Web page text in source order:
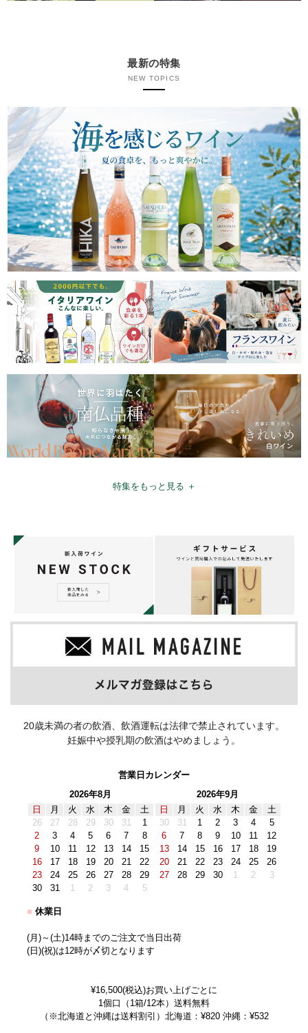
最新の特集
NEW TOPICS
特集をもっと見る ＋
20歳未満の者の飲酒、飲酒運転は法律で禁止されています。
妊娠中や授乳期の飲酒はやめましょう。
営業日カレンダー
2026年8月
日
月 火 水 木 金
土
26
27 28 29 30 31
1
2
3 4 5 6 7
8
9
10 11 12 13 14
15
16
17 18 19 20 21
22
23
24 25 26 27 28
29
30
31 1 2 3 4 5
2026年9月
日
月 火 水 木 金
土
30
31 1 2 3 4
5
6
7 8 9 10 11
12
13
14 15 16 17 18
19
20
21 22 23 24 25
26
27
28 29 30 1 2 3
■ 休業日
(月)～(土)14時までのご注文で当日出荷
(日)(祝)は12時が〆切となります
¥16,500(税込)お買い上げごとに
1個口（1箱/12本）送料無料
（※北海道と沖縄は送料割引）北海道：¥820 沖縄：¥532